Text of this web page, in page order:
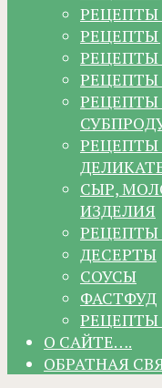
РЕЦЕПТЫ
РЕЦЕПТЫ
СЫР,
ИЗДЕЛИЯ
РЕЦЕПТЫ
ДЕСЕРТЫ
СОУСЫ
ФАСТФУД
О САЙТЕ….
ОБРАТНАЯ